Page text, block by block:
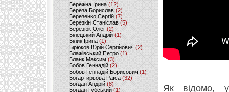
Бережна Ірина(12)
Береза Борислав(2)
Березенко Сергій (7)
Березкін Станіслав (5)
Березюк Олег(2)
Білецький Андрій (1)
Білик Ірина (1)
Бірюков Юрій Сергійович (2)
Блажівський Петро (1)
Бланк Максим(3)
Бобов Геннадій (2)
Бобов Геннадій Борисович (1)
Богартирьова Раїса (32)
Богдан Андрій(8)
Богдан Губський (1)
Як відомо,